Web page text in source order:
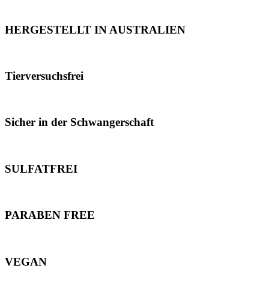
HERGESTELLT IN AUSTRALIEN
Tierversuchsfrei
Sicher in der Schwangerschaft
SULFATFREI
PARABEN FREE
VEGAN